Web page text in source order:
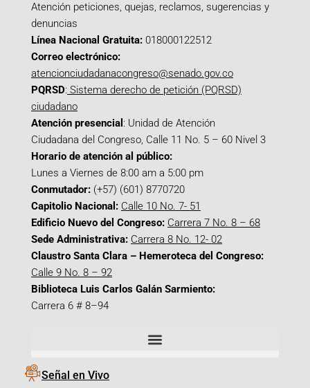
Atención peticiones, quejas, reclamos, sugerencias y
denuncias
Línea Nacional Gratuita: 018000122512
Correo electrónico:
atencionciudadanacongreso@senado.gov.co
PQRSD: Sistema derecho de petición (PQRSD)
ciudadano
Atención presencial : Unidad de Atención
Ciudadana del Congreso, Calle 11 No. 5 – 60 Nivel 3
Horario de atención al público:
Lunes a Viernes de 8:00 am a 5:00 pm
Conmutador: (+57) (601) 8770720
Capitolio Nacional: Calle 10 No. 7- 51
Edificio Nuevo del Congreso: Carrera 7 No. 8 – 68
Sede Administrativa: Carrera 8 No. 12- 02
Claustro Santa Clara – Hemeroteca del Congreso:
Calle 9 No. 8 – 92
Biblioteca Luis Carlos Galán Sarmiento:
Carrera 6 # 8–94
Señal en Vivo